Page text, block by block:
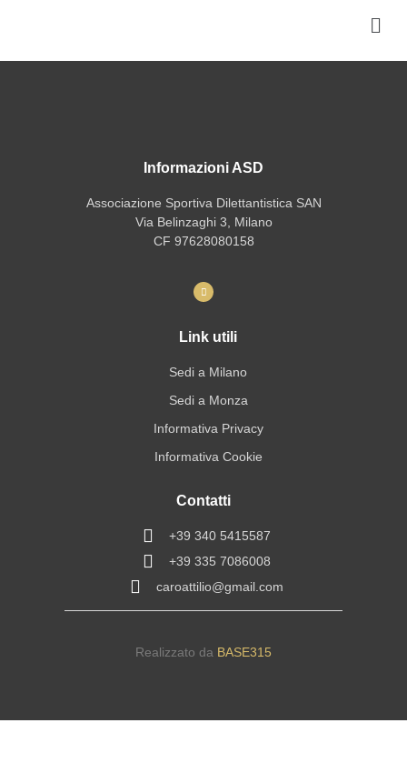
Informazioni ASD
Associazione Sportiva Dilettantistica SAN
Via Belinzaghi 3, Milano
CF 97628080158
Link utili
Sedi a Milano
Sedi a Monza
Informativa Privacy
Informativa Cookie
Contatti
+39 340 5415587
+39 335 7086008
caroattilio@gmail.com
Realizzato da BASE315